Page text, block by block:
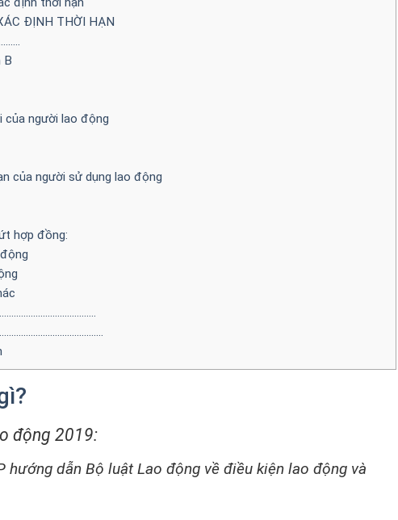
ĐỊNH THỜI HẠN
B
của người lao động
của người sử dụng lao động
hợp đồng:
động 2019:
hướng dẫn Bộ luật Lao động về điều kiện lao động và